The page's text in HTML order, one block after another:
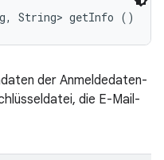
String> getInfo ()
der Anmeldedaten-
die E-Mail-